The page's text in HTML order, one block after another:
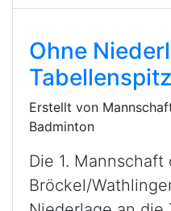
Ohne
Erstellt von
Badminton
Die 1. Mannschaft
Bröckel/